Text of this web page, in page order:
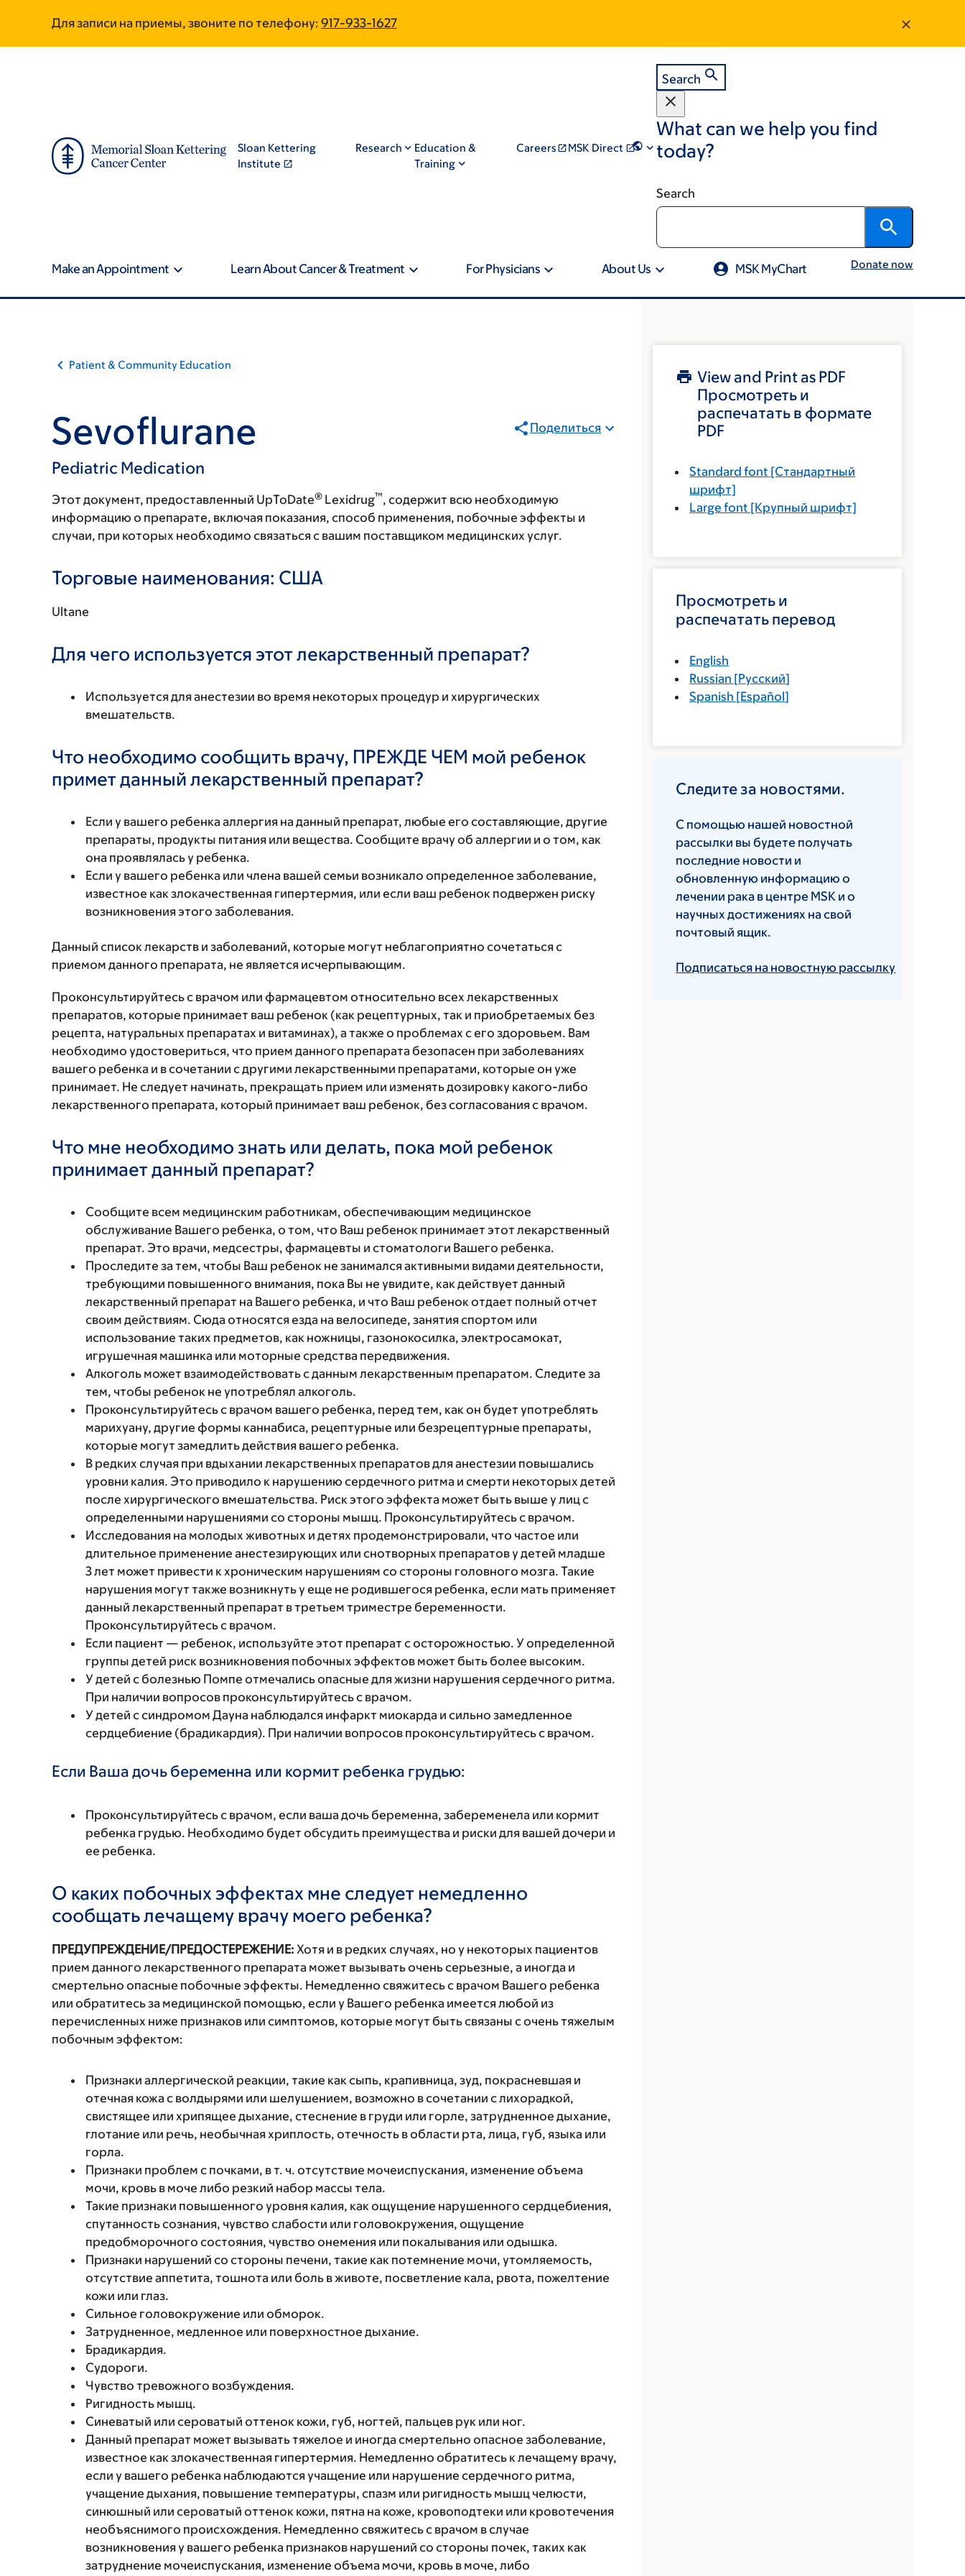
main
footer
Для записи на приемы, звоните по телефону: 917-933-1627
Sloan Kettering
Institute
Research
Education &
Training
Careers MSK Direct
Search
What can we help you find
today?
Search
Make an Appointment Learn About Cancer & Treatment For Physicians About Us MSK MyChart Donate now
Patient & Community Education
Sevoflurane
Pediatric Medication
Поделиться
Этот документ, предоставленный UpToDate® Lexidrug™, содержит всю необходимую
информацию о препарате, включая показания, способ применения, побочные эффекты и
случаи, при которых необходимо связаться с вашим поставщиком медицинских услуг.
Торговые наименования: США
Ultane
Для чего используется этот лекарственный препарат?
Используется для анестезии во время некоторых процедур и хирургических
вмешательств.
Что необходимо сообщить врачу, ПРЕЖДЕ ЧЕМ мой ребенок
примет данный лекарственный препарат?
Если у вашего ребенка аллергия на данный препарат, любые его составляющие, другие
препараты, продукты питания или вещества. Сообщите врачу об аллергии и о том, как
она проявлялась у ребенка.
Если у вашего ребенка или члена вашей семьи возникало определенное заболевание,
известное как злокачественная гипертермия, или если ваш ребенок подвержен риску
возникновения этого заболевания.
Данный список лекарств и заболеваний, которые могут неблагоприятно сочетаться с
приемом данного препарата, не является исчерпывающим.
Проконсультируйтесь с врачом или фармацевтом относительно всех лекарственных
препаратов, которые принимает ваш ребенок (как рецептурных, так и приобретаемых без
рецепта, натуральных препаратах и витаминах), а также о проблемах с его здоровьем. Вам
необходимо удостовериться, что прием данного препарата безопасен при заболеваниях
вашего ребенка и в сочетании с другими лекарственными препаратами, которые он уже
принимает. Не следует начинать, прекращать прием или изменять дозировку какого-либо
лекарственного препарата, который принимает ваш ребенок, без согласования с врачом.
Что мне необходимо знать или делать, пока мой ребенок
принимает данный препарат?
Сообщите всем медицинским работникам, обеспечивающим медицинское
обслуживание Вашего ребенка, о том, что Ваш ребенок принимает этот лекарственный
препарат. Это врачи, медсестры, фармацевты и стоматологи Вашего ребенка.
Проследите за тем, чтобы Ваш ребенок не занимался активными видами деятельности,
требующими повышенного внимания, пока Вы не увидите, как действует данный
лекарственный препарат на Вашего ребенка, и что Ваш ребенок отдает полный отчет
своим действиям. Сюда относятся езда на велосипеде, занятия спортом или
использование таких предметов, как ножницы, газонокосилка, электросамокат,
игрушечная машинка или моторные средства передвижения.
Алкоголь может взаимодействовать с данным лекарственным препаратом. Следите за
тем, чтобы ребенок не употреблял алкоголь.
Проконсультируйтесь с врачом вашего ребенка, перед тем, как он будет употреблять
марихуану, другие формы каннабиса, рецептурные или безрецептурные препараты,
которые могут замедлить действия вашего ребенка.
В редких случая при вдыхании лекарственных препаратов для анестезии повышались
уровни калия. Это приводило к нарушению сердечного ритма и смерти некоторых детей
после хирургического вмешательства. Риск этого эффекта может быть выше у лиц с
определенными нарушениями со стороны мышц. Проконсультируйтесь с врачом.
Исследования на молодых животных и детях продемонстрировали, что частое или
длительное применение анестезирующих или снотворных препаратов у детей младше
3 лет может привести к хроническим нарушениям со стороны головного мозга. Такие
нарушения могут также возникнуть у еще не родившегося ребенка, если мать применяет
данный лекарственный препарат в третьем триместре беременности.
Проконсультируйтесь с врачом.
Если пациент — ребенок, используйте этот препарат с осторожностью. У определенной
группы детей риск возникновения побочных эффектов может быть более высоким.
У детей с болезнью Помпе отмечались опасные для жизни нарушения сердечного ритма.
При наличии вопросов проконсультируйтесь с врачом.
У детей с синдромом Дауна наблюдался инфаркт миокарда и сильно замедленное
сердцебиение (брадикардия). При наличии вопросов проконсультируйтесь с врачом.
Если Ваша дочь беременна или кормит ребенка грудью:
Проконсультируйтесь с врачом, если ваша дочь беременна, забеременела или кормит
ребенка грудью. Необходимо будет обсудить преимущества и риски для вашей дочери и
ее ребенка.
О каких побочных эффектах мне следует немедленно
сообщать лечащему врачу моего ребенка?
ПРЕДУПРЕЖДЕНИЕ/ПРЕДОСТЕРЕЖЕНИЕ: Хотя и в редких случаях, но у некоторых пациентов
прием данного лекарственного препарата может вызывать очень серьезные, а иногда и
смертельно опасные побочные эффекты. Немедленно свяжитесь с врачом Вашего ребенка
или обратитесь за медицинской помощью, если у Вашего ребенка имеется любой из
перечисленных ниже признаков или симптомов, которые могут быть связаны с очень тяжелым
побочным эффектом:
Признаки аллергической реакции, такие как сыпь, крапивница, зуд, покрасневшая и
отечная кожа с волдырями или шелушением, возможно в сочетании с лихорадкой,
свистящее или хрипящее дыхание, стеснение в груди или горле, затрудненное дыхание,
глотание или речь, необычная хриплость, отечность в области рта, лица, губ, языка или
горла.
Признаки проблем с почками, в т. ч. отсутствие мочеиспускания, изменение объема
мочи, кровь в моче либо резкий набор массы тела.
Такие признаки повышенного уровня калия, как ощущение нарушенного сердцебиения,
спутанность сознания, чувство слабости или головокружения, ощущение
предобморочного состояния, чувство онемения или покалывания или одышка.
Признаки нарушений со стороны печени, такие как потемнение мочи, утомляемость,
отсутствие аппетита, тошнота или боль в животе, посветление кала, рвота, пожелтение
кожи или глаз.
Сильное головокружение или обморок.
Затрудненное, медленное или поверхностное дыхание.
Брадикардия.
Судороги.
Чувство тревожного возбуждения.
Ригидность мышц.
Синеватый или сероватый оттенок кожи, губ, ногтей, пальцев рук или ног.
Данный препарат может вызывать тяжелое и иногда смертельно опасное заболевание,
известное как злокачественная гипертермия. Немедленно обратитесь к лечащему врачу,
если у вашего ребенка наблюдаются учащение или нарушение сердечного ритма,
учащение дыхания, повышение температуры, спазм или ригидность мышц челюсти,
синюшный или сероватый оттенок кожи, пятна на коже, кровоподтеки или кровотечения
необъяснимого происхождения. Немедленно свяжитесь с врачом в случае
возникновения у вашего ребенка признаков нарушений со стороны почек, таких как
затруднение мочеиспускания, изменение объема мочи, кровь в моче, либо
View and Print as PDF
Просмотреть и
распечатать в формате
PDF
Standard font [Стандартный
шрифт]
Large font [Крупный шрифт]
Просмотреть и
распечатать перевод
English
Russian [Русский]
Spanish [Español]
Следите за новостями.
С помощью нашей новостной
рассылки вы будете получать
последние новости и
обновленную информацию о
лечении рака в центре MSK и о
научных достижениях на свой
почтовый ящик.
Подписаться на новостную рассылку